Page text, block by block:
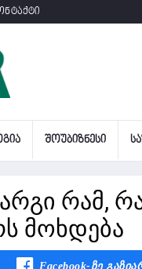
ᲨᲝᲣᲑᲘᲖᲜᲔᲡᲘ
რამ,
მოხდება
Facebook-Ზე